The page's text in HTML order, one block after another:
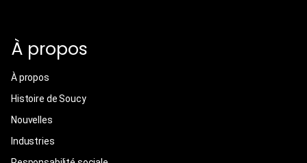
À propos
À propos
Histoire de Soucy
Nouvelles
Industries